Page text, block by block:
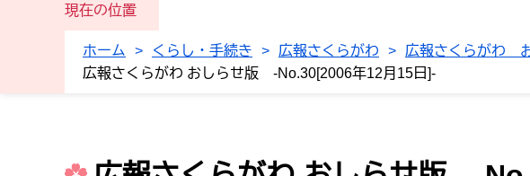
現在の位置
ホーム > くらし・手続き > 広報さくらがわ > 広報さくらがわ
広報さくらがわ おしらせ版 -No.30[2006年12月15日]-